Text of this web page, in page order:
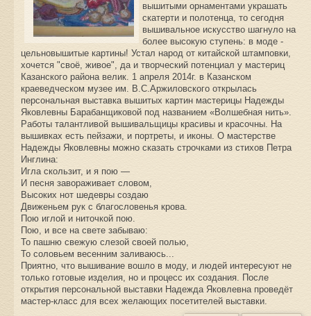
вышитыми орнаментами украшать
скатерти и полотенца, то сегодня
вышивальное искусство шагнуло на
более высокую ступень: в моде -
цельновышитые картины! Устал народ от китайской штамповки,
хочется "своё, живое", да и творческий потенциал у мастериц
Казанского района велик. 1 апреля 2014г. в Казанском
краеведческом музее им. В.С.Аржиловского открылась
персональная выставка вышитых картин мастерицы Надежды
Яковлевны Барабанщиковой под названием «Волшебная нить».
Работы талантливой вышивальщицы красивы и красочны. На
вышивках есть пейзажи, и портреты, и иконы. О мастерстве
Надежды Яковлевны можно сказать строчками из стихов Петра
Инглина:
Игла скользит, и я пою —
И песня завораживает словом,
Высоких нот шедевры создаю
Движеньем рук с благословенья крова.
Пою иглой и ниточкой пою.
Пою, и все на свете забываю:
То пашню свежую слезой своей полью,
То соловьем весенним заливаюсь...
Приятно, что вышивание вошло в моду, и людей интересуют не
только готовые изделия, но и процесс их создания. После
открытия персональной выставки Надежда Яковлевна проведёт
мастер-класс для всех желающих посетителей выставки.